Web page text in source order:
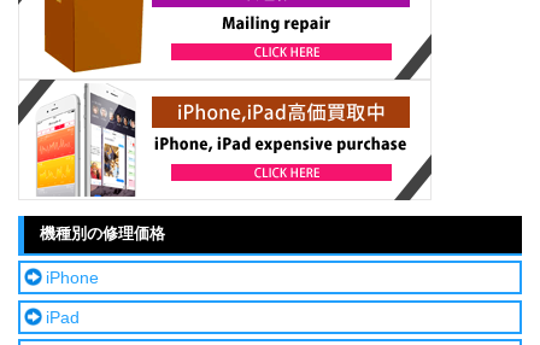
機種別の修理価格
iPhone
iPad